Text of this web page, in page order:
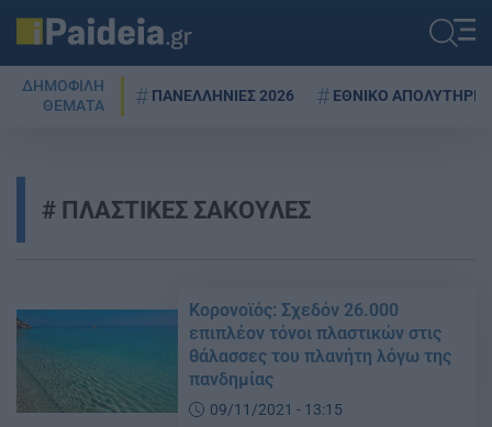
ΔΗΜΟΦΙΛΗ
ΘΕΜΑΤΑ
ΠΑΝΕΛΛΗΝΙΕΣ 2026 ΕΘΝΙΚΟ ΑΠΟΛΥΤΗΡΙΟ
ΠΛΑΣΤΙΚΕΣ ΣΑΚΟΥΛΕΣ
Κορονοϊός: Σχεδόν 26.000
επιπλέον τόνοι πλαστικών στις
θάλασσες του πλανήτη λόγω της
πανδημίας
09/11/2021 - 13:15